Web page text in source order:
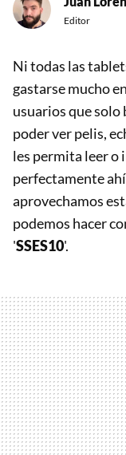
Editor
Ni todas las
gastarse mucho
usuarios que solo
poder ver pelis,
les permita leer o
perfectamente
aprovechamos
podemos hacer
'SSES10'.